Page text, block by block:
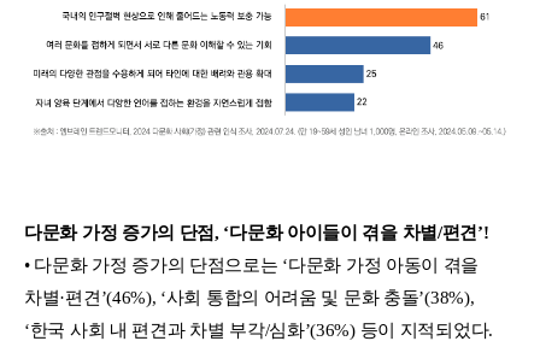
다문화 가정 증가의 단점, ‘다문화 아이들이 겪을 차별/편견’!
• 다문화 가정 증가의 단점으로는 ‘다문화 가정 아동이 겪을
차별·편견’(46%), ‘사회 통합의 어려움 및 문화 충돌’(38%),
‘한국 사회 내 편견과 차별 부각/심화’(36%) 등이 지적되었다.